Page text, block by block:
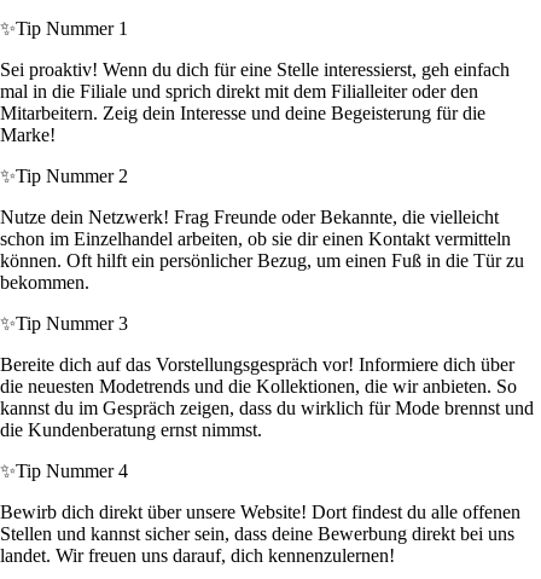
✨Tip Nummer 1
Sei proaktiv! Wenn du dich für eine Stelle interessierst, geh einfach
mal in die Filiale und sprich direkt mit dem Filialleiter oder den
Mitarbeitern. Zeig dein Interesse und deine Begeisterung für die
Marke!
✨Tip Nummer 2
Nutze dein Netzwerk! Frag Freunde oder Bekannte, die vielleicht
schon im Einzelhandel arbeiten, ob sie dir einen Kontakt vermitteln
können. Oft hilft ein persönlicher Bezug, um einen Fuß in die Tür zu
bekommen.
✨Tip Nummer 3
Bereite dich auf das Vorstellungsgespräch vor! Informiere dich über
die neuesten Modetrends und die Kollektionen, die wir anbieten. So
kannst du im Gespräch zeigen, dass du wirklich für Mode brennst und
die Kundenberatung ernst nimmst.
✨Tip Nummer 4
Bewirb dich direkt über unsere Website! Dort findest du alle offenen
Stellen und kannst sicher sein, dass deine Bewerbung direkt bei uns
landet. Wir freuen uns darauf, dich kennenzulernen!